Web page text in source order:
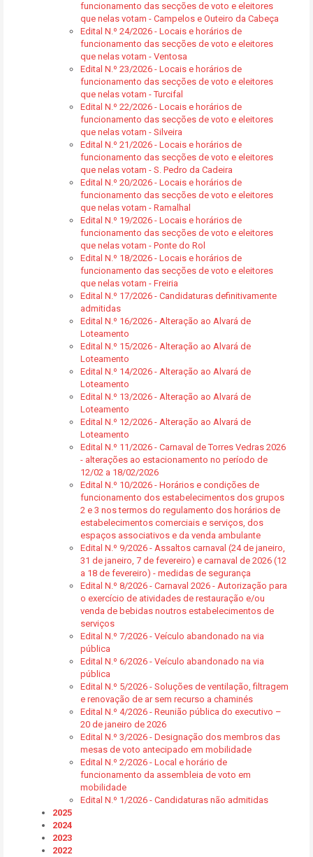
funcionamento das secções de voto e eleitores
que nelas votam - Campelos e Outeiro da Cabeça
Edital N.º 24/2026 - Locais e horários de
funcionamento das secções de voto e eleitores
que nelas votam - Ventosa
Edital N.º 23/2026 - Locais e horários de
funcionamento das secções de voto e eleitores
que nelas votam - Turcifal
Edital N.º 22/2026 - Locais e horários de
funcionamento das secções de voto e eleitores
que nelas votam - Silveira
Edital N.º 21/2026 - Locais e horários de
funcionamento das secções de voto e eleitores
que nelas votam - S. Pedro da Cadeira
Edital N.º 20/2026 - Locais e horários de
funcionamento das secções de voto e eleitores
que nelas votam - Ramalhal
Edital N.º 19/2026 - Locais e horários de
funcionamento das secções de voto e eleitores
que nelas votam - Ponte do Rol
Edital N.º 18/2026 - Locais e horários de
funcionamento das secções de voto e eleitores
que nelas votam - Freiria
Edital N.º 17/2026 - Candidaturas definitivamente
admitidas
Edital N.º 16/2026 - Alteração ao Alvará de
Loteamento
Edital N.º 15/2026 - Alteração ao Alvará de
Loteamento
Edital N.º 14/2026 - Alteração ao Alvará de
Loteamento
Edital N.º 13/2026 - Alteração ao Alvará de
Loteamento
Edital N.º 12/2026 - Alteração ao Alvará de
Loteamento
Edital N.º 11/2026 - Carnaval de Torres Vedras 2026
- alterações ao estacionamento no período de
12/02 a 18/02/2026
Edital N.º 10/2026 - Horários e condições de
funcionamento dos estabelecimentos dos grupos
2 e 3 nos termos do regulamento dos horários de
estabelecimentos comerciais e serviços, dos
espaços associativos e da venda ambulante
Edital N.º 9/2026 - Assaltos carnaval (24 de janeiro,
31 de janeiro, 7 de fevereiro) e carnaval de 2026 (12
a 18 de fevereiro) - medidas de segurança
Edital N.º 8/2026 - Carnaval 2026 - Autorização para
o exercício de atividades de restauração e/ou
venda de bebidas noutros estabelecimentos de
serviços
Edital N.º 7/2026 - Veículo abandonado na via
pública
Edital N.º 6/2026 - Veículo abandonado na via
pública
Edital N.º 5/2026 - Soluções de ventilação, filtragem
e renovação de ar sem recurso a chaminés
Edital N.º 4/2026 - Reunião pública do executivo –
20 de janeiro de 2026
Edital N.º 3/2026 - Designação dos membros das
mesas de voto antecipado em mobilidade
Edital N.º 2/2026 - Local e horário de
funcionamento da assembleia de voto em
mobilidade
Edital N.º 1/2026 - Candidaturas não admitidas
2025
2024
2023
2022